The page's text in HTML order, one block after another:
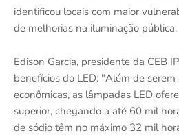
identificou locais com maior
de melhorias na iluminação pública.
Edison Garcia, presidente da CEB
benefícios do LED: "Além de
econômicas, as lâmpadas LED
superior, chegando a até 60 mil
de sódio têm no máximo 32 mil